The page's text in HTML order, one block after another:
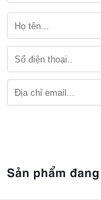
Sản phẩm